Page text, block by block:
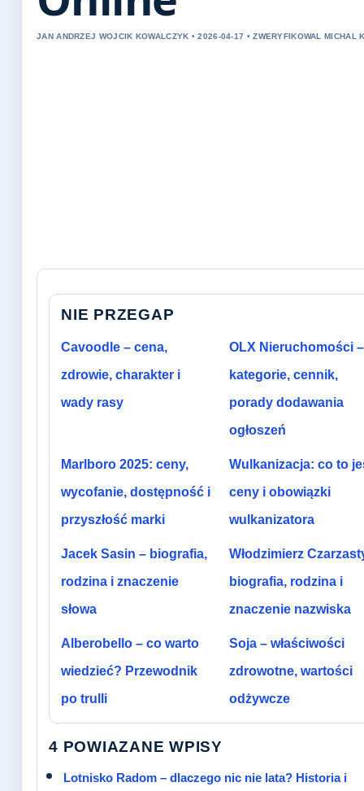
JAN ANDRZEJ WOJCIK KOWALCZYK • 2026-04-17 • ZWERYFIKOWAL MICHAL
NIE PRZEGAP
Cavoodle – cena,
zdrowie, charakter i
wady rasy
OLX Nieruchomości –
kategorie, cennik,
porady dodawania
ogłoszeń
Marlboro 2025: ceny,
wycofanie, dostępność i
przyszłość marki
Wulkanizacja: co to
ceny i obowiązki
wulkanizatora
Jacek Sasin – biografia,
rodzina i znaczenie
słowa
Włodzimierz
biografia, rodzina i
znaczenie nazwiska
Alberobello – co warto
wiedzieć? Przewodnik
po trulli
Soja – właściwości
zdrowotne, wartości
odżywcze
4 POWIAZANE WPISY
Lotnisko Radom – dlaczego nic nie lata? Historia i